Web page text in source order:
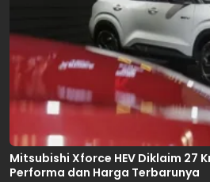
Mitsubishi Xforce HEV Diklaim 27
Performa dan Harga Terbarunya